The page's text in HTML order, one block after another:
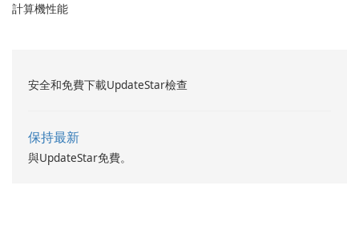
計算機性能
安全和免費下載UpdateStar檢查
保持最新
與UpdateStar免費。